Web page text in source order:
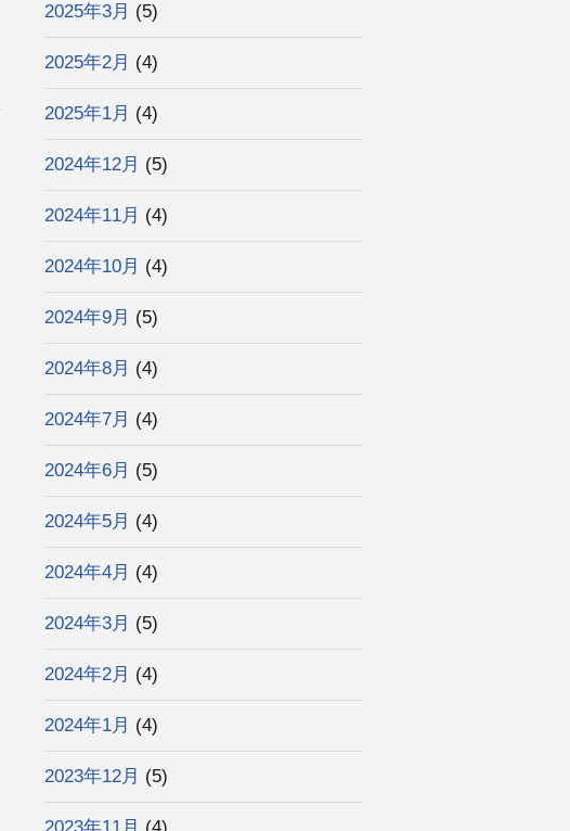
2025年3月 (5)
2025年2月 (4)
2025年1月 (4)
2024年12月 (5)
2024年11月 (4)
2024年10月 (4)
2024年9月 (5)
2024年8月 (4)
2024年7月 (4)
2024年6月 (5)
2024年5月 (4)
2024年4月 (4)
2024年3月 (5)
2024年2月 (4)
2024年1月 (4)
2023年12月 (5)